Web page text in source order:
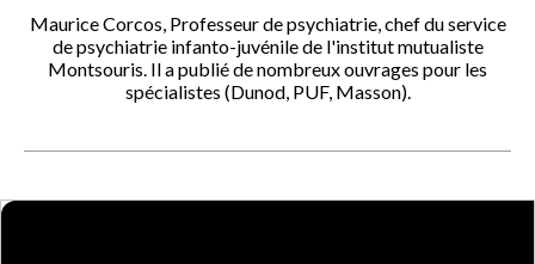
Maurice Corcos, Professeur de psychiatrie, chef du service
de psychiatrie infanto-juvénile de l'institut mutualiste
Montsouris. Il a publié de nombreux ouvrages pour les
spécialistes (Dunod, PUF, Masson).